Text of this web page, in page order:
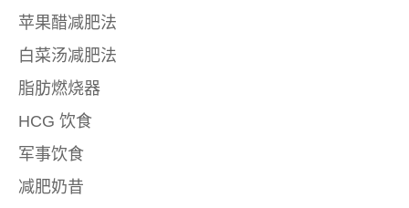
苹果醋减肥法
白菜汤减肥法
脂肪燃烧器
HCG 饮食
军事饮食
减肥奶昔